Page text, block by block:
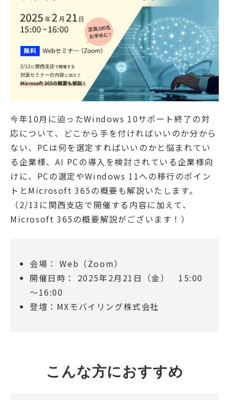
今年10月に迫ったWindows 10サポート終了の対
応について、どこから手を付ければいいのか分から
ない、PCは何を選定すればいいのかと悩まれてい
る企業様、AI PCの導入を検討されている企業様向
けに、PCの選定やWindows 11への移行のポイン
トとMicrosoft 365の概要も解説いたします。
（2/13に関西支店で開催する内容に加えて、
Microsoft 365の概要解説がございます！）
会場： Web（Zoom）
開催日時： 2025年2月21日（金） 15:00
～16:00
登壇：MXモバイリング株式会社
こんな方におすすめ